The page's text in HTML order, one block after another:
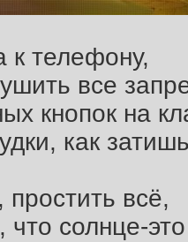
к телефону,
все
кнопок на
как
простить всё,
что солнце-